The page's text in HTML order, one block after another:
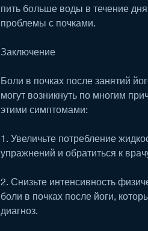
пить больше воды в течение
проблемы с почками.
Заключение
Боли в почках после занятий
могут возникнуть по многим
этими симптомами:
1. Увеличьте потребление
упражнений и обратиться к
2. Снизьте интенсивность
боли в почках после йоги,
диагноз.